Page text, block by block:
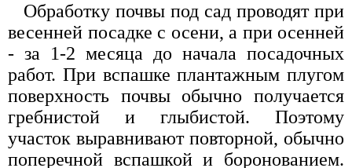
Обработку почвы под сад проводят при
весенней посадке с осени, а при осенней
- за 1-2 месяца до начала посадочных
работ. При вспашке плантажным плугом
поверхность почвы обычно получается
гребнистой и глыбистой. Поэтому
участок выравнивают повторной, обычно
поперечной вспашкой и боронованием.